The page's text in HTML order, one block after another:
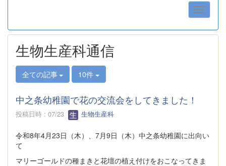
生物生産科通信
全ての記事 10件
中之条幼稚園で花の交流会をしてきました！
投稿日時 : 07/23 生物生産科
令和8年4月23日（木）、7月9日（木）中之条幼稚園に出向い
て
マリーゴールドの種まきと花壇の植え付けをおこなってきま